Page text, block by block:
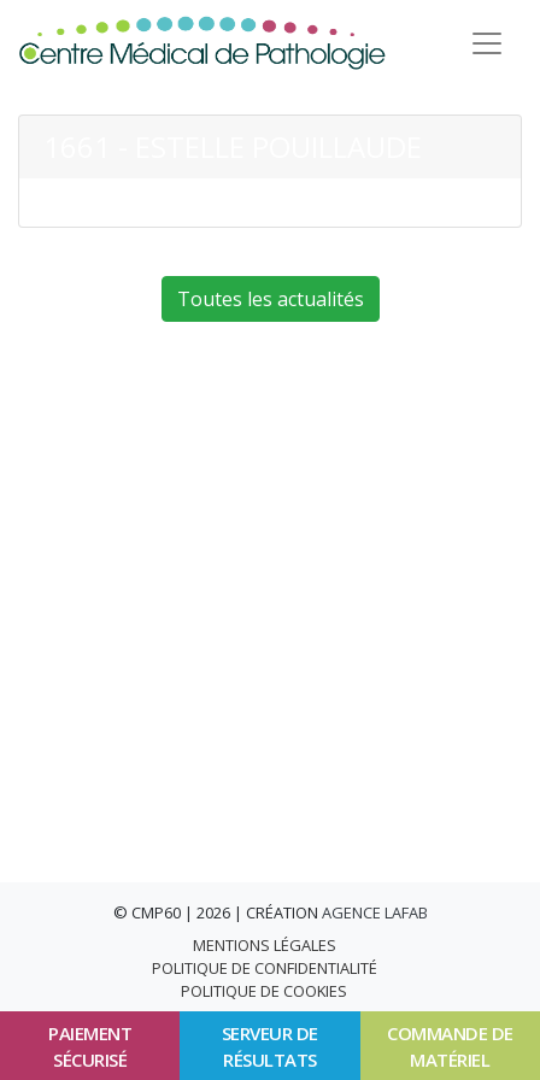
PAIEMENT
SÉCURISÉ
SERVEUR DE
RÉSULTATS
COMMANDE DE
MATÉRIEL
Toutes les actualités
© CMP60 | 2026 | CRÉATION AGENCE LAFAB
MENTIONS LÉGALES
POLITIQUE DE CONFIDENTIALITÉ
POLITIQUE DE COOKIES